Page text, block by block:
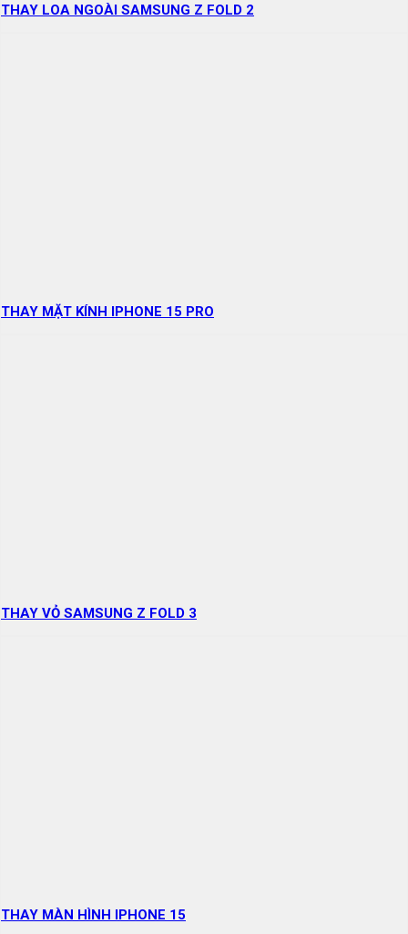
THAY LOA NGOÀI SAMSUNG Z FOLD 2
THAY MẶT KÍNH IPHONE 15 PRO
THAY VỎ SAMSUNG Z FOLD 3
THAY MÀN HÌNH IPHONE 15